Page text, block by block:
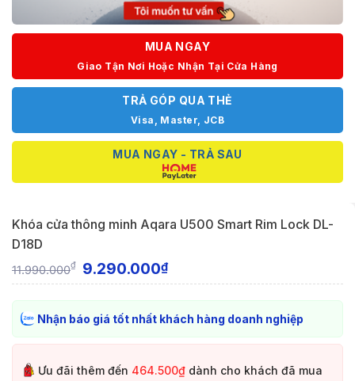
MUA NGAY
Giao Tận Nơi Hoặc Nhận Tại Cửa Hàng
TRẢ GÓP QUA THẺ
Visa, Master, JCB
MUA NGAY - TRẢ SAU
Khóa cửa thông minh Aqara U500 Smart Rim Lock DL-
D18D
11.990.000₫ 9.290.000₫
Nhận báo giá tốt nhất khách hàng doanh nghiệp
Ưu đãi thêm đến 464.500₫ dành cho khách đã mua